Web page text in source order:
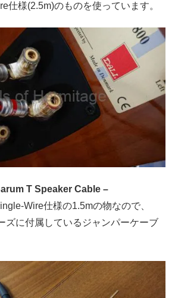
仕様(2.5m)のものを使っています。
T Speaker Cable –
Wire仕様の1.5mの物なので、
ズに付属しているジャンパーケーブ